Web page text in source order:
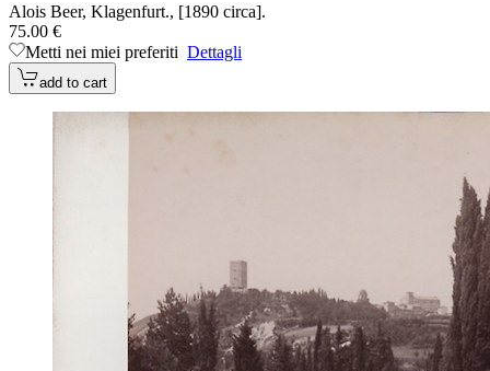
Alois Beer, Klagenfurt., [1890 circa].
75.00 €
Metti nei miei preferiti Dettagli
add to cart